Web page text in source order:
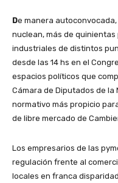
De manera
nuclean, más de
industriales de distintos
desde las 14 hs en el
espacios políticos que
Cámara de Diputados de la
normativo más propicio
de libre mercado de
Los empresarios de las
regulación frente al
locales en franca